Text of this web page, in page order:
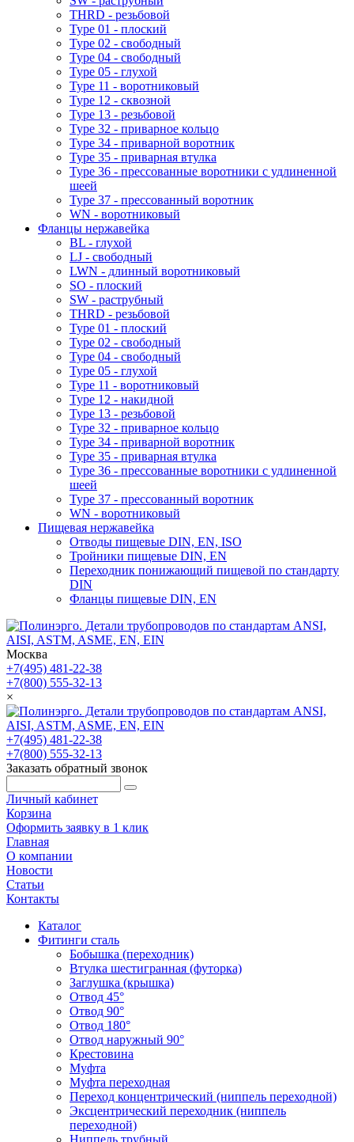
THRD - резьбовой
Type 01 - плоский
Type 02 - свободный
Type 04 - свободный
Type 05 - глухой
Type 11 - воротниковый
Type 12 - сквозной
Type 13 - резьбовой
Type 32 - приварное кольцо
Type 34 - приварной воротник
Type 35 - приварная втулка
Type 36 - прессованные воротники с удлиненной
шеей
Type 37 - прессованный воротник
WN - воротниковый
Фланцы нержавейка
BL - глухой
LJ - свободный
LWN - длинный воротниковый
SO - плоский
SW - раструбный
THRD - резьбовой
Type 01 - плоский
Type 02 - свободный
Type 04 - свободный
Type 05 - глухой
Type 11 - воротниковый
Type 12 - накидной
Type 13 - резьбовой
Type 32 - приварное кольцо
Type 34 - приварной воротник
Type 35 - приварная втулка
Type 36 - прессованные воротники с удлиненной
шеей
Type 37 - прессованный воротник
WN - воротниковый
Пищевая нержавейка
Отводы пищевые DIN, EN, ISO
Тройники пищевые DIN, EN
Переходник понижающий пищевой по стандарту
DIN
Фланцы пищевые DIN, EN
Москва
+7(495) 481-22-38
+7(800) 555-32-13
×
+7(495) 481-22-38
+7(800) 555-32-13
Заказать обратный звонок
Личный кабинет
Корзина
Оформить заявку в 1 клик
Главная
О компании
Новости
Статьи
Контакты
Каталог
Фитинги сталь
Бобышка (переходник)
Втулка шестигранная (футорка)
Заглушка (крышка)
Отвод 45°
Отвод 90°
Отвод 180°
Отвод наружный 90°
Крестовина
Муфта
Муфта переходная
Переход концентрический (ниппель переходной)
Эксцентрический переходник (ниппель
переходной)
Ниппель трубный